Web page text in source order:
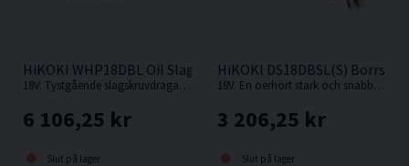
HiKOKI WHP18DBL Oil Slagskruvdragare 18V
18V. Tystgående slagskruvdragare med oljedämpning, perfekt i bullerkänsliga miljöer.
6 106,25 kr
Slut på lager
HiKOKI DS18DBSL(S)
18V. En oerhört stark och snabb kompakt borrskruvdragare från Hikoki.
3 206,25 kr
Slut på lager